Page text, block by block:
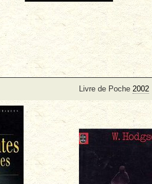
Livre de Poche 2002